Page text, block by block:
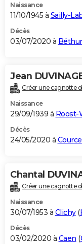
Naissance
11/10/1945 à Sailly-
Décès
03/07/2020 à
Jean
Créer une cagnotte
Naissance
29/09/1939 à Roost-
Décès
24/05/2020 à
Chantal
Créer une cagnotte
Naissance
30/07/1953 à Clichy(
Décès
03/02/2020 à Caen (